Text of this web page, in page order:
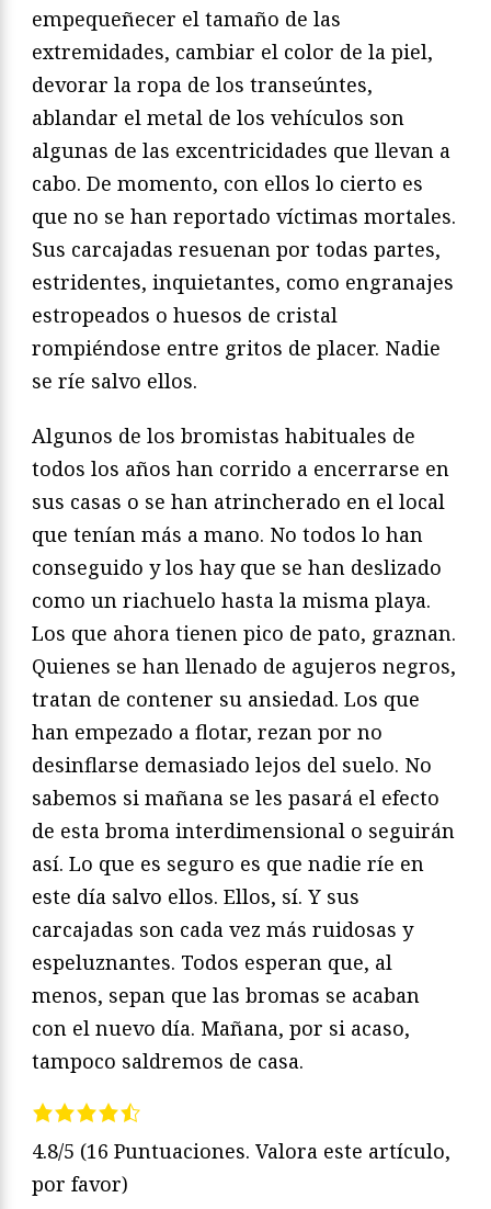
empequeñecer el tamaño de las
extremidades, cambiar el color de la piel,
devorar la ropa de los transeúntes,
ablandar el metal de los vehículos son
algunas de las excentricidades que llevan a
cabo. De momento, con ellos lo cierto es
que no se han reportado víctimas mortales.
Sus carcajadas resuenan por todas partes,
estridentes, inquietantes, como engranajes
estropeados o huesos de cristal
rompiéndose entre gritos de placer. Nadie
se ríe salvo ellos.
Algunos de los bromistas habituales de
todos los años han corrido a encerrarse en
sus casas o se han atrincherado en el local
que tenían más a mano. No todos lo han
conseguido y los hay que se han deslizado
como un riachuelo hasta la misma playa.
Los que ahora tienen pico de pato, graznan.
Quienes se han llenado de agujeros negros,
tratan de contener su ansiedad. Los que
han empezado a flotar, rezan por no
desinflarse demasiado lejos del suelo. No
sabemos si mañana se les pasará el efecto
de esta broma interdimensional o seguirán
así. Lo que es seguro es que nadie ríe en
este día salvo ellos. Ellos, sí. Y sus
carcajadas son cada vez más ruidosas y
espeluznantes. Todos esperan que, al
menos, sepan que las bromas se acaban
con el nuevo día. Mañana, por si acaso,
tampoco saldremos de casa.
4.8/5 (16 Puntuaciones. Valora este artículo,
por favor)